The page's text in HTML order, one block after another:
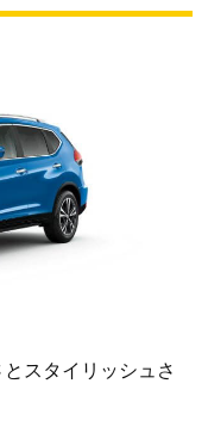
スタイリッシュさ